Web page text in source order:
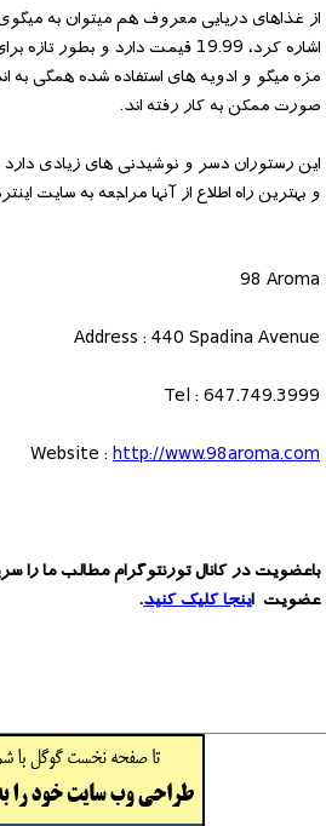
از غذاهای دریایی معروف هم میتوان به
اشاره کرد، 19.99 قیمت دارد و
مزه میگو و ادویه های استفاده شده همگی به
صورت ممکن به کار رفته اند.
این رستوران دسر و نوشیدنی های زیادی
و بهترین راه اطلاع از آنها مراجعه به سایت
98 Aroma
Address : 440 Spadina Avenue
Tel : 647.749.3999
Website :http://www.98aroma.com
باعضویت در کانال تورنتوگرام مطالب ما را
عضویت اینجا کلیک کنید.